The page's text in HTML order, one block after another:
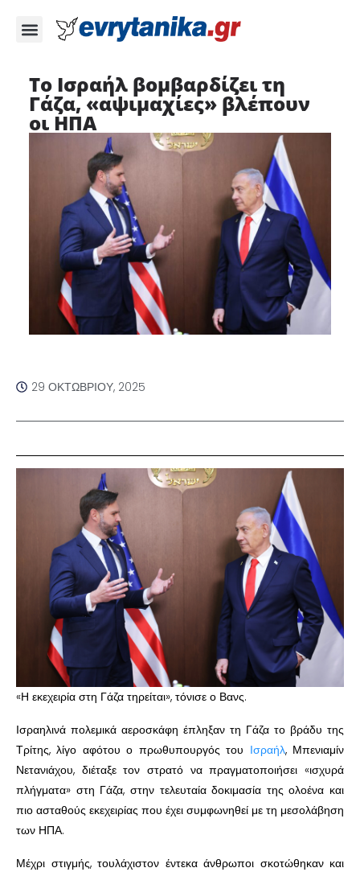
Το Ισραήλ βομβαρδίζει τη
Γάζα, «αψιμαχίες» βλέπουν
οι ΗΠΑ
29 ΟΚΤΩΒΡΊΟΥ, 2025
«Η εκεχειρία στη Γάζα τηρείται», τόνισε ο Βανς.
Ισραηλινά πολεμικά αεροσκάφη έπληξαν τη Γάζα το βράδυ της
Τρίτης, λίγο αφότου ο πρωθυπουργός του Ισραήλ, Μπενιαμίν
Νετανιάχου, διέταξε τον στρατό να πραγματοποιήσει «ισχυρά
πλήγματα» στη Γάζα, στην τελευταία δοκιμασία της ολοένα και
πιο ασταθούς εκεχειρίας που έχει συμφωνηθεί με τη μεσολάβηση
των ΗΠΑ.
Μέχρι στιγμής, τουλάχιστον έντεκα άνθρωποι σκοτώθηκαν και